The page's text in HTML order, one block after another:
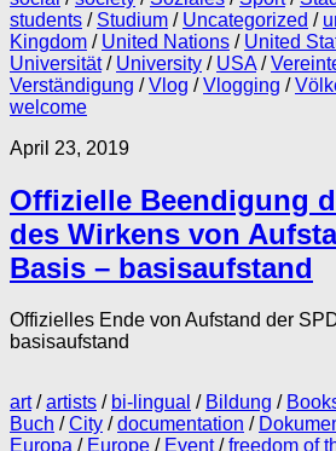
students / Studium / Uncategorized /
Kingdom / United Nations / United
Universität/ University / USA /
Verständigung /Vlog /Vlogging /
welcome
April 23, 2019
Offizielle Beendigung
des Wirkens von
Basis – basisaufstand
Offizielles Ende von Aufstand der
basisaufstand
art/artists / bi-lingual / Bildung /
Buch /City /documentation /
Europa / Europe / Event/freedom of